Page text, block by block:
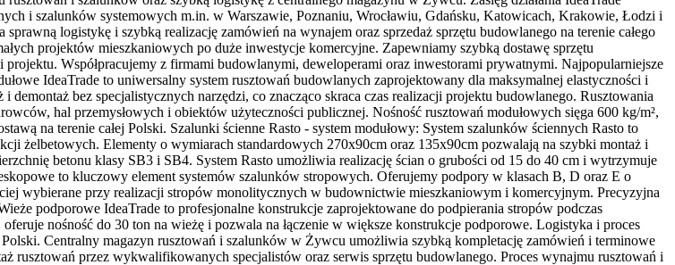
i szalunków systemowych m.in. w Warszawie, Poznaniu, Wrocławiu, Gdańsku, Katowicach, Krakowie, Łodzi i
logistykę i szybką realizację zamówień na wynajem oraz sprzedaż sprzętu budowlanego na terenie całego
projektów mieszkaniowych po duże inwestycje komercyjne. Zapewniamy szybką dostawę sprzętu
Współpracujemy z firmami budowlanymi, deweloperami oraz inwestorami prywatnymi. Najpopularniejsze
IdeaTrade to uniwersalny system rusztowań budowlanych zaprojektowany dla maksymalnej elastyczności i
bez specjalistycznych narzędzi, co znacząco skraca czas realizacji projektu budowlanego. Rusztowania
hal przemysłowych i obiektów użyteczności publicznej. Nośność rusztowań modułowych sięga 600 kg/m²,
na terenie całej Polski. Szalunki ścienne Rasto - system modułowy: System szalunków ściennych Rasto to
żelbetowych. Elementy o wymiarach standardowych 270x90cm oraz 135x90cm pozwalają na szybki montaż i
betonu klasy SB3 i SB4. System Rasto umożliwia realizację ścian o grubości od 15 do 40 cm i wytrzymuje
to kluczowy element systemów szalunków stropowych. Oferujemy podpory w klasach B, D oraz E o
wybierane przy realizacji stropów monolitycznych w budownictwie mieszkaniowym i komercyjnym. Precyzyjna
podporowe IdeaTrade to profesjonalne konstrukcje zaprojektowane do podpierania stropów podczas
nośność do 30 ton na wieżę i pozwala na łączenie w większe konstrukcje podporowe. Logistyka i proces
Centralny magazyn rusztowań i szalunków w Żywcu umożliwia szybką kompletację zamówień i terminowe
rusztowań przez wykwalifikowanych specjalistów oraz serwis sprzętu budowlanego. Proces wynajmu rusztowań i